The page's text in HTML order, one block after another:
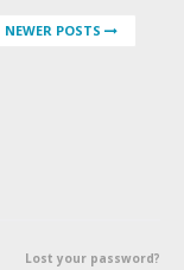
NEWER POSTS
Lost your password?